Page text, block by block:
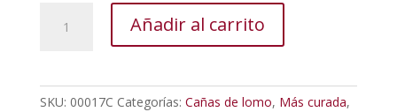
lomo
Añadir al carrito
SKU: 00017C Categorías: Cañas de lomo, Más curada,